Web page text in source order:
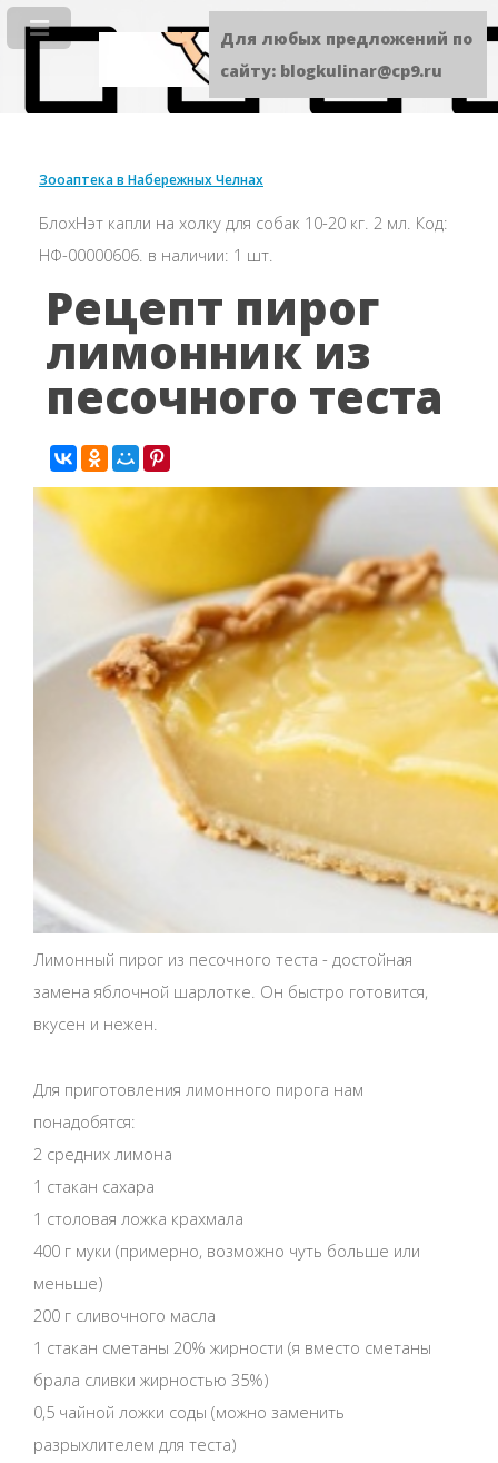
Зооаптека в Набережных Челнах
БлохНэт капли на холку для собак 10-20 кг. 2 мл. Код:
НФ-00000606. в наличии: 1 шт.
Рецепт пирог
лимонник из
песочного теста
Лимонный пирог из песочного теста - достойная
замена яблочной шарлотке. Он быстро готовится,
вкусен и нежен.
Для приготовления лимонного пирога нам
понадобятся:
2 средних лимона
1 стакан сахара
1 столовая ложка крахмала
400 г муки (примерно, возможно чуть больше или
меньше)
200 г сливочного масла
1 стакан сметаны 20% жирности (я вместо сметаны
брала сливки жирностью 35%)
0,5 чайной ложки соды (можно заменить
разрыхлителем для теста)
Для любых предложений по
сайту: blogkulinar@cp9.ru